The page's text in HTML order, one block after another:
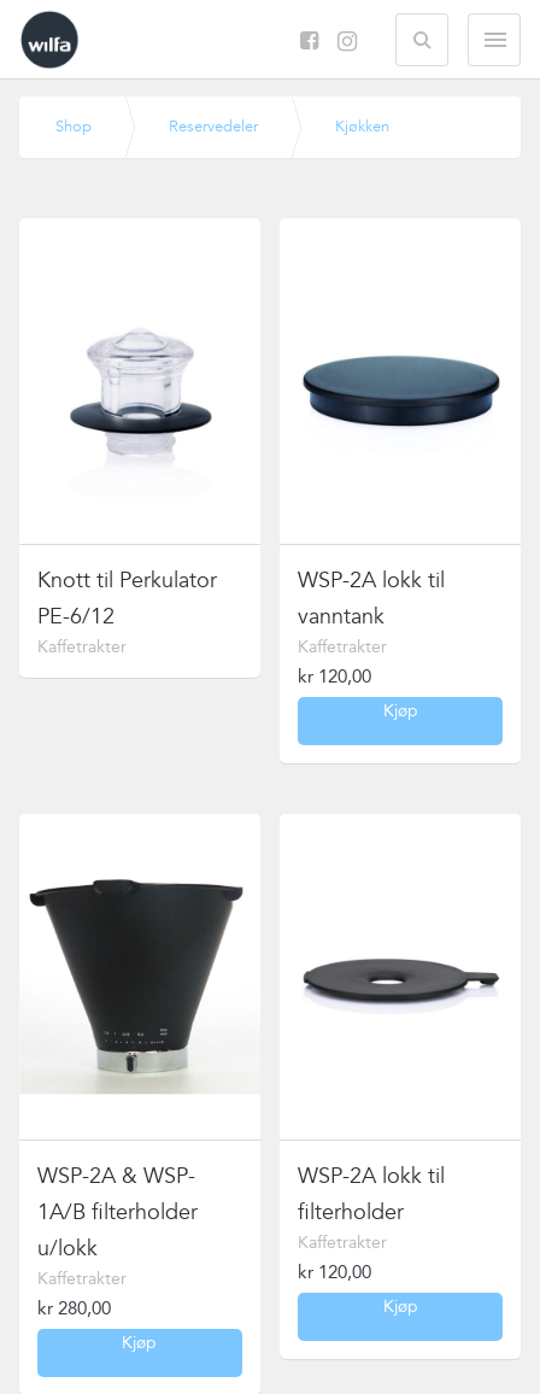
Shop Reservedeler
Kjøkken
Knott til Perkulator
PE-6/12
Kaffetrakter
WSP-2A lokk til
vanntank
Kaffetrakter
kr 120,00
Kjøp
WSP-2A & WSP-
1A/B filterholder
u/lokk
Kaffetrakter
kr 280,00
Kjøp
WSP-2A lokk til
filterholder
Kaffetrakter
kr 120,00
Kjøp